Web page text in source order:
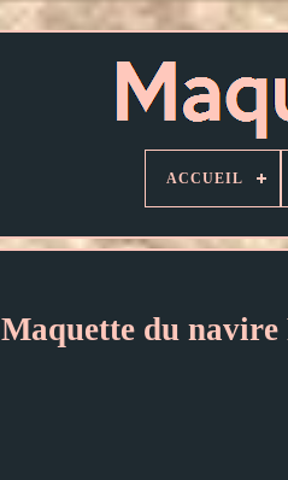
ACCUEIL
Maquette du navire